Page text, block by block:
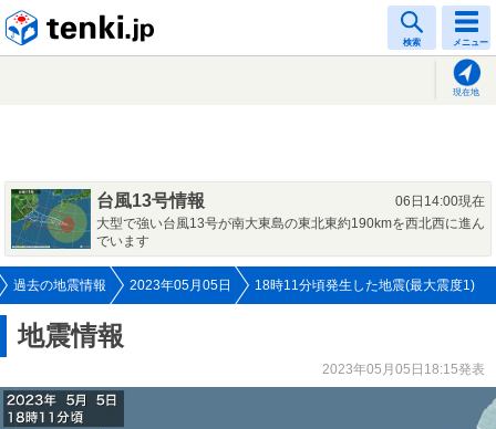
検索 メニュー
現在地
台風13号情報
06日14:00現在
大型で強い台風13号が南大東島の東北東約190kmを西北西に進ん
でいます
過去の地震情報 2023年05月05日 18時11分頃発生した地震(最大震度1)
地震情報
2023年05月05日18:15発表